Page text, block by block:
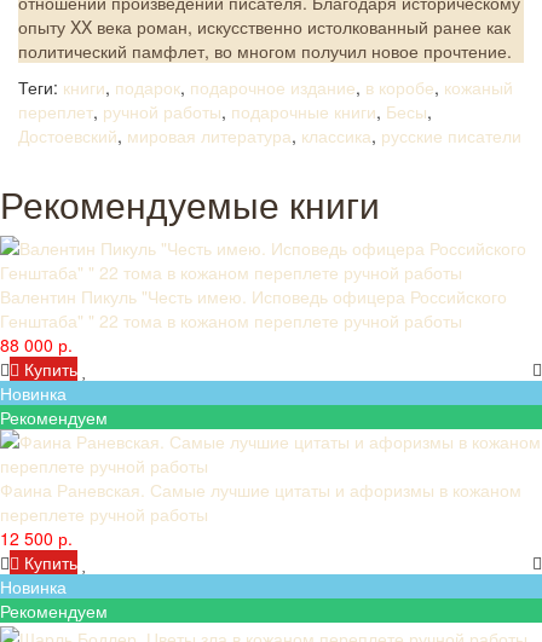
опыту XX века роман, искусственно истолкованный ранее как
политический памфлет, во многом получил новое прочтение.
Теги: книги, подарок, подарочное издание, в коробе, кожаный
переплет, ручной работы, подарочные книги, Бесы,
Достоевский, мировая литература, классика, русские писатели
Рекомендуемые книги
Валентин Пикуль "Честь имею. Исповедь офицера Российского
Генштаба" " 22 тома в кожаном переплете ручной работы
88 000 р.
Купить
Новинка
Рекомендуем
Фаина Раневская. Самые лучшие цитаты и афоризмы в кожаном
переплете ручной работы
12 500 р.
Купить
Новинка
Рекомендуем